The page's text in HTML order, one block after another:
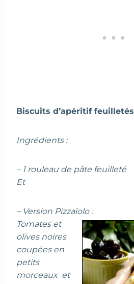
Biscuits d’apéritif feuilletés
Ingrédients :
– 1 rouleau de pâte feuilleté
Et
– Version Pizzaïolo :
Tomates et
olives noires
coupées en
petits
morceaux et